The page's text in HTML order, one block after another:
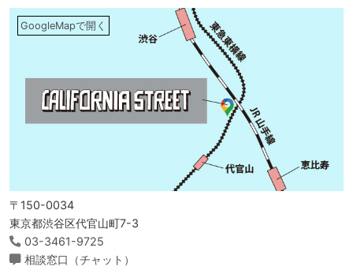
GoogleMapで開く
〒150-0034
東京都渋谷区代官山町7-3
03-3461-9725
相談窓口（チャット）